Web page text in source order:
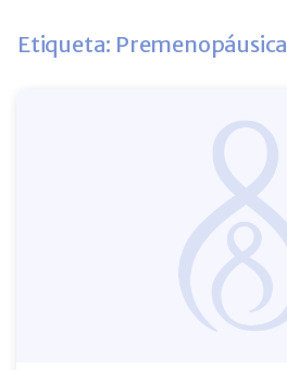
Etiqueta: Premenopáusica